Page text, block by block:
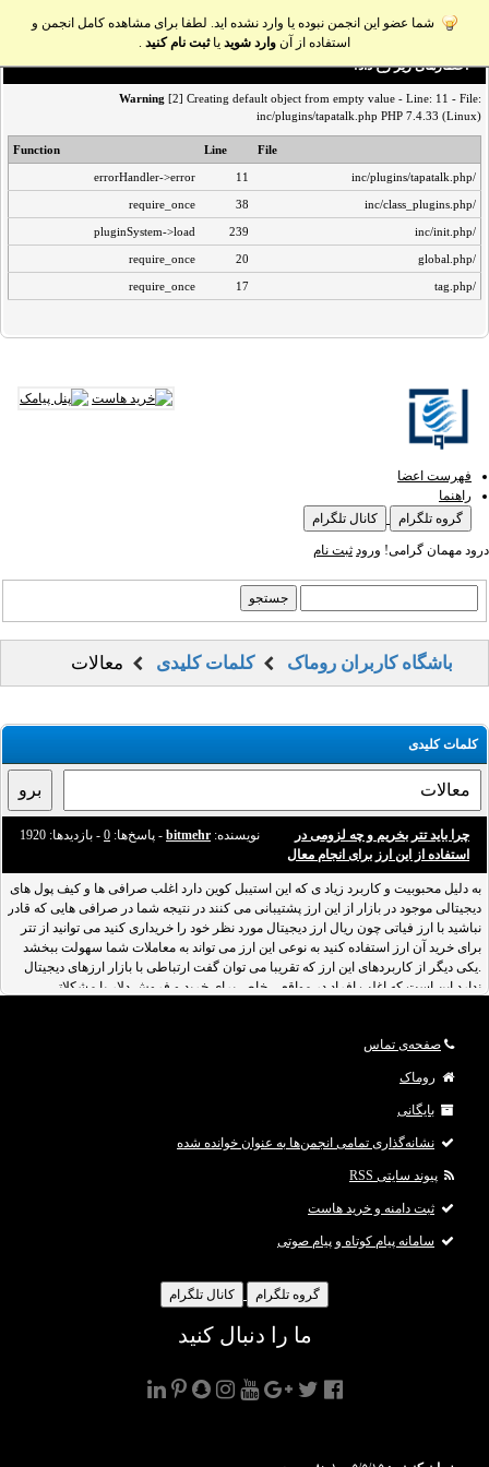
شما عضو این انجمن نبوده یا وارد نشده اید. لطفا برای مشاهده کامل انجمن و
استفاده از آن وارد شوید یاثبت نام کنید .
اخطار‌های زیر رخ داد:
Warning [2] Creating default object from empty value - Line: 11 - File:
inc/plugins/tapatalk.php PHP 7.4.33 (Linux)
File
Line
Function
/inc/plugins/tapatalk.php
11
errorHandler->error
/inc/class_plugins.php
38
require_once
/inc/init.php
239
pluginSystem->load
/global.php
20
require_once
/tag.php
17
require_once
فهرست اعضا
راهنما
گروه تلگرام
کانال تلگرام
درود مهمان گرامی! ورود ثبت نام
باشگاه کاربران روماک کلمات کلیدی معالات
کلمات کلیدی
نویسنده: bitmehr - پاسخ‌ها: 0 - بازدید‌ها: 1920
چرا باید تتر بخریم و چه لزومی در
استفاده از این ارز برای انجام معال
به دلیل محبوبیت و کاربرد زیاد ی که این استیبل کوین دارد اغلب صرافی ها و کیف پول های
دیجیتالی موجود در بازار از این ارز پشتیبانی می کنند در نتیجه شما در صرافی هایی که قادر
نباشید با ارز فیاتی چون ریال ارز دیجیتال مورد نظر خود را خریداری کنید می توانید از تتر
برای خرید آن ارز استفاده کنید به نوعی این ارز می تواند به معاملات شما سهولت ببخشد
.یکی دیگر از کاربردهای این ارز که تقریبا می توان گفت ارتباطی با بازار ارزهای دیجیتال
ندارد این است که اغلب افراد در مواقعی خاص برای خرید و فروش دلار با مشکلاتی
صفحه‌ی تماس
روماک
بایگانی
نشانه‌گذاری تمامی انجمن‌ها به عنوان خوانده شده
پیوند سایتی RSS
ثبت دامنه و خرید هاست
سامانه پیام کوتاه و پیام صوتی
گروه تلگرام کانال تلگرام
ما را دنبال کنید